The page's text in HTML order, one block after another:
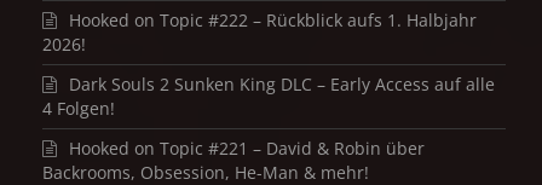
Hooked on Topic #222 – Rückblick aufs 1. Halbjahr
2026!
Dark Souls 2 Sunken King DLC – Early Access auf alle
4 Folgen!
Hooked on Topic #221 – David & Robin über
Backrooms, Obsession, He-Man & mehr!